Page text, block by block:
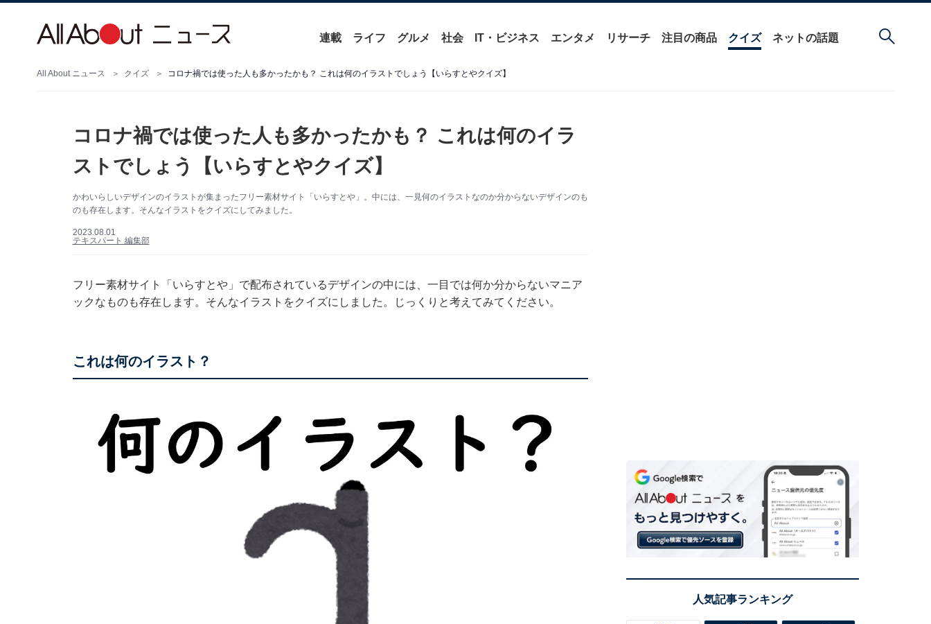
連載 ライフ グルメ 社会 IT・ビジネス エンタメ リサーチ 注目の商品 クイズ ネットの話題
All About ニュース クイズ コロナ禍では使った人も多かったかも？ これは何のイラストでしょう【いらすとやクイズ】
コロナ禍では使った人も多かったかも？ これは何のイラ
ストでしょう【いらすとやクイズ】
かわいらしいデザインのイラストが集まったフリー素材サイト「いらすとや」。中には、一見何のイラストなのか分からないデザインのも
のも存在します。そんなイラストをクイズにしてみました。
2023.08.01
テキスパート 編集部
フリー素材サイト「いらすとや」で配布されているデザインの中には、一目では何か分からないマニア
ックなものも存在します。そんなイラストをクイズにしました。じっくりと考えてみてください。
これは何のイラスト？